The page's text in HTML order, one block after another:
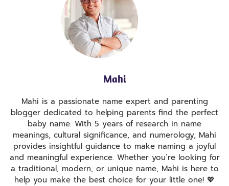
Mahi
Mahi is a passionate name expert and parenting
blogger dedicated to helping parents find the perfect
baby name. With 5 years of research in name
meanings, cultural significance, and numerology, Mahi
provides insightful guidance to make naming a joyful
and meaningful experience. Whether you’re looking for
a traditional, modern, or unique name, Mahi is here to
help you make the best choice for your little one! 💖